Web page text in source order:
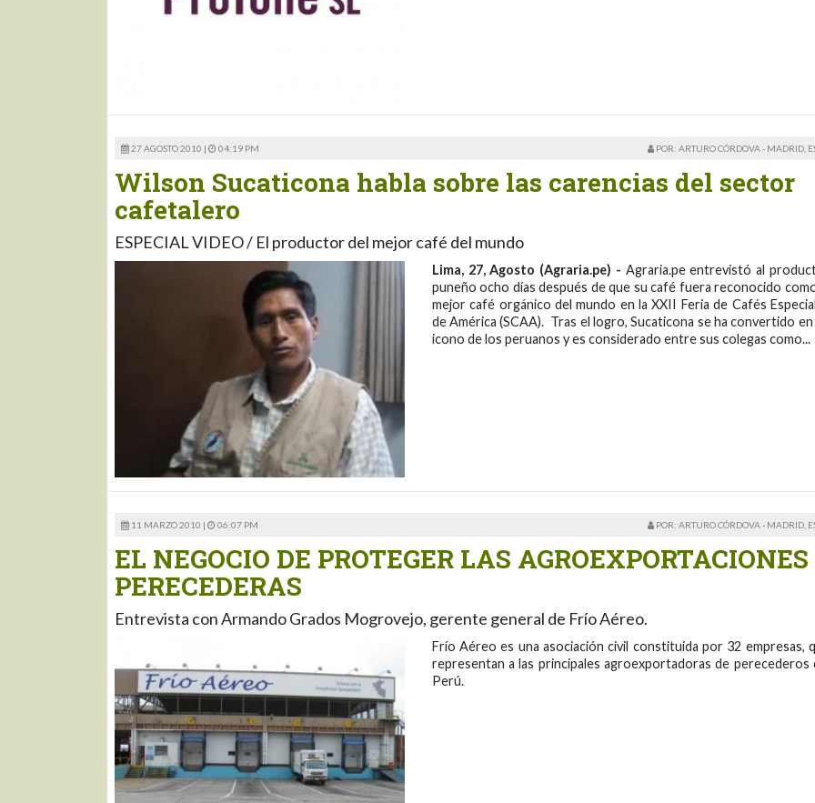
27 AGOSTO 2010 | 04:19 PM POR: ARTURO CÓRDOVA - MADRID,
Wilson Sucaticona habla sobre las carencias del sector
cafetalero
ESPECIAL VIDEO / El productor del mejor café del mundo
Lima, 27, Agosto (Agraria.pe) - Agraria.pe entrevistó al
puneño ocho días después de que su café fuera reconocido
mejor café orgánico del mundo en la XXII Feria de Cafés
de América (SCAA). Tras el logro, Sucaticona se ha convertido en
icono de los peruanos y es considerado entre sus colegas como...
11 MARZO 2010 | 06:07 PM POR: ARTURO CÓRDOVA - MADRID,
EL NEGOCIO DE PROTEGER LAS AGROEXPORTACIONES
PERECEDERAS
Entrevista con Armando Grados Mogrovejo, gerente general de Frío Aéreo.
Frío Aéreo es una asociación civil constituida por 32 empresas,
representan a las principales agroexportadoras de perecederos
Perú.